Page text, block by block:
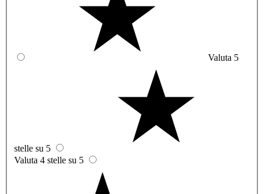
Valuta 5
stelle su 5
Valuta 4 stelle su 5